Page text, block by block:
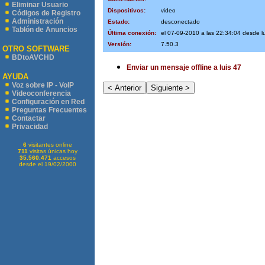
Eliminar Usuario
Códigos de Registro
Administración
Tablón de Anuncios
OTRO SOFTWARE
BDtoAVCHD
AYUDA
Voz sobre IP - VoIP
Videoconferencia
Configuración en Red
Preguntas Frecuentes
Contactar
Privacidad
6visitantes online
711 visitas únicas hoy
35.560.471 accesos
desde el 19/02/2000
Dispositivos:
video
Estado:
desconectado
Última conexión:
el 07-09-2010 a las 22:34:04 desde
Versión:
7.50.3
Enviar un mensaje offline a luis 47